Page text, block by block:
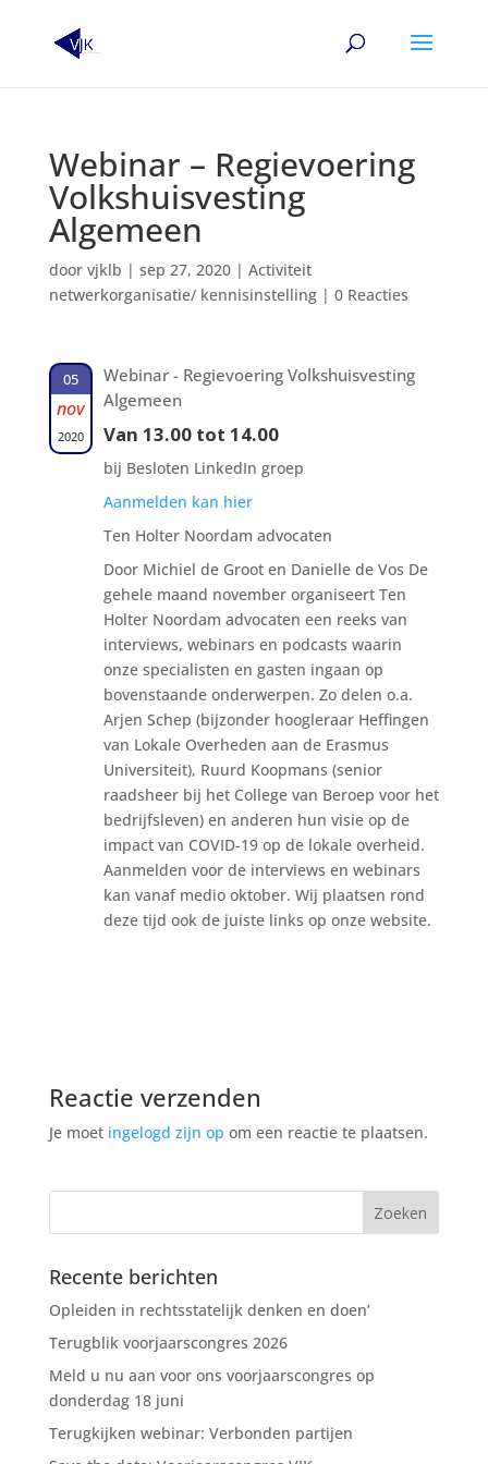
Webinar – Regievoering
Volkshuisvesting
Algemeen
door vjklb | sep 27, 2020| Activiteit
netwerkorganisatie/ kennisinstelling| 0 Reacties
05
nov
2020
Webinar - Regievoering Volkshuisvesting
Algemeen
Van 13.00 tot 14.00
bij Besloten LinkedIn groep
Aanmelden kan hier
Ten Holter Noordam advocaten
Door Michiel de Groot en Danielle de Vos De
gehele maand november organiseert Ten
Holter Noordam advocaten een reeks van
interviews, webinars en podcasts waarin
onze specialisten en gasten ingaan op
bovenstaande onderwerpen. Zo delen o.a.
Arjen Schep (bijzonder hoogleraar Heffingen
van Lokale Overheden aan de Erasmus
Universiteit), Ruurd Koopmans (senior
raadsheer bij het College van Beroep voor het
bedrijfsleven) en anderen hun visie op de
impact van COVID-19 op de lokale overheid.
Aanmelden voor de interviews en webinars
kan vanaf medio oktober. Wij plaatsen rond
deze tijd ook de juiste links op onze website.
Reactie verzenden
Je moet ingelogd zijn op om een reactie te plaatsen.
Recente berichten
Opleiden in rechtsstatelijk denken en doen’
Terugblik voorjaarscongres 2026
Meld u nu aan voor ons voorjaarscongres op
donderdag 18 juni
Terugkijken webinar: Verbonden partijen